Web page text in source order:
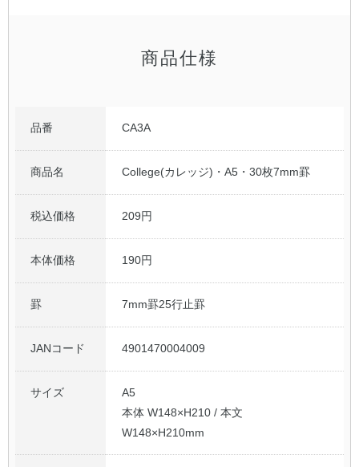
OEMご希望の方へ
商品仕様
品番 CA3A
商品名 College(カレッジ)・A5・30枚7mm罫
税込価格 209円
本体価格 190円
罫 7mm罫25行止罫
JANコード 4901470004009
サイズ
A5
本体 W148×H210 / 本文
W148×H210mm